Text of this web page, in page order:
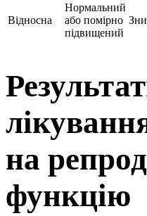
Відносна
Нормальний
або помірно
підвищений
на
функцію